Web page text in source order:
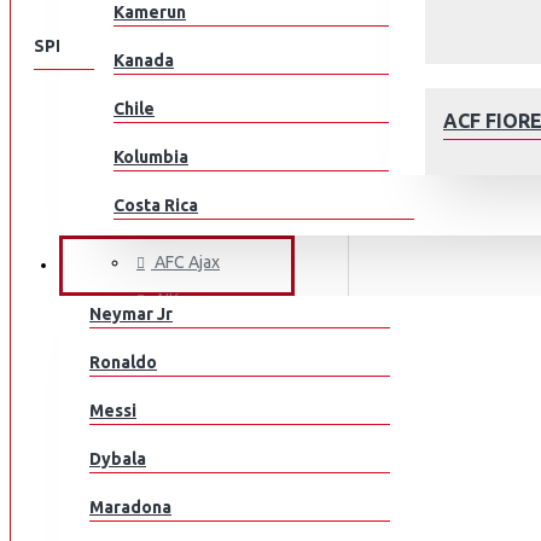
ACF
Kamerun
Kanada
Chile
Kolumbia
Costa Rica
Kroatia
Tšekki
Tanska
Egypti
EL Salvador
JALKAPALLOILIJAT
Neymar Jr
Ronaldo
Messi
Dybala
Maradona
SPEISEKARTE
KLUBEILLE
Aberdeen
ACF Fiorentina
AFC Ajax
AIK
AS Monaco
Athletic Bilbao